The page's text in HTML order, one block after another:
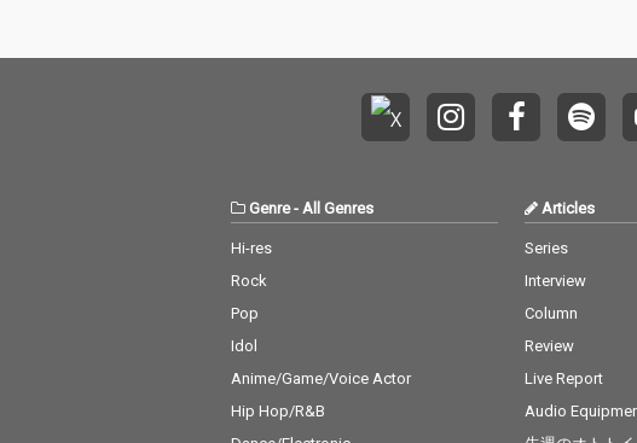
Genre- All Genres
Hi-res
Rock
Pop
Idol
Anime/Game/Voice Actor
Hip Hop/R&B
Articles
Series
Interview
Column
Review
Live Report
Audio